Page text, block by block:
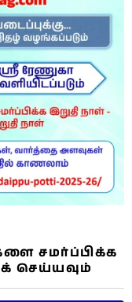
சமர்ப்பிக்க
செய்யவும்